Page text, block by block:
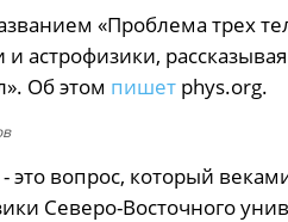
«Проблема трех
астрофизики,
Об этом пишетphys.org.
- это вопрос, который
Северо-Восточного